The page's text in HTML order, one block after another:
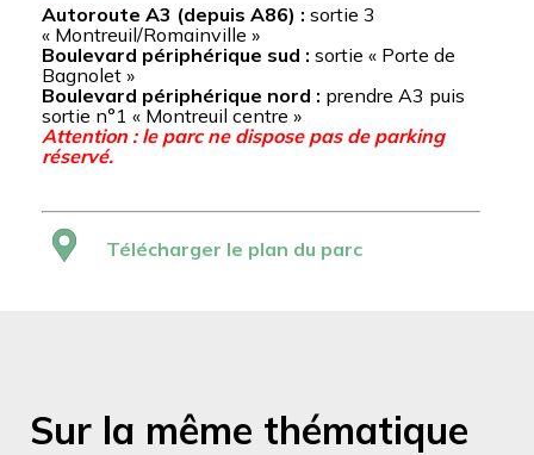
Autoroute A3 (depuis A86) : sortie 3
« Montreuil/Romainville »
Boulevard périphérique sud : sortie « Porte de
Bagnolet »
Boulevard périphérique nord : prendre A3 puis
sortie n°1 « Montreuil centre »
Attention : le parc ne dispose pas de parking
réservé.
Télécharger le plan du parc
Sur la même thématique